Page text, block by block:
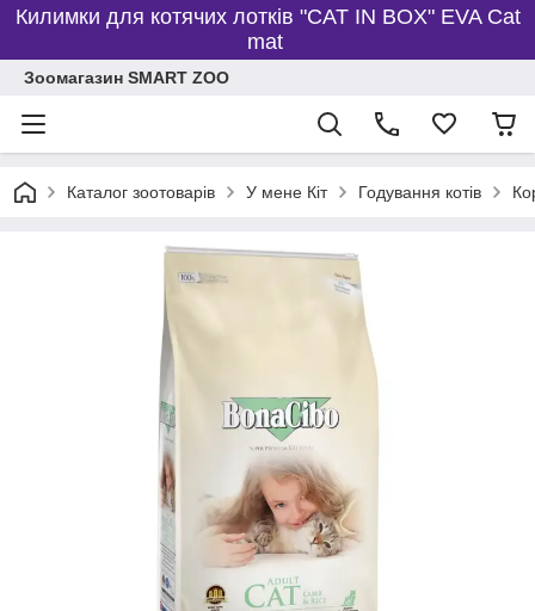
Килимки для котячих лотків "CAT IN BOX" EVA Cat
mat
Зоомагазин SMART ZOO
Каталог зоотоварів У мене Кіт Годування котів